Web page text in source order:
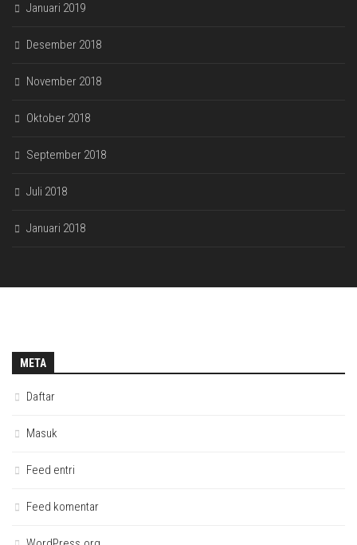
Januari 2019
Desember 2018
November 2018
Oktober 2018
September 2018
Juli 2018
Januari 2018
META
Daftar
Masuk
Feed entri
Feed komentar